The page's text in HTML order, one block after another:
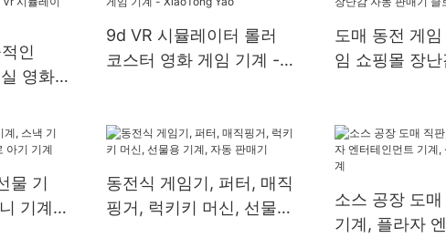
인
영화
임 기
9d VR 시뮬레이터 롤러
코스터 영화 게임 기계 -
도매 동전 게
임 쇼핑몰 장난
물 기
기계,
동전식 게임기, 퍼터, 매직
핑거, 럭키키 머신, 선물용
소스 공장 도
기계, 플라자